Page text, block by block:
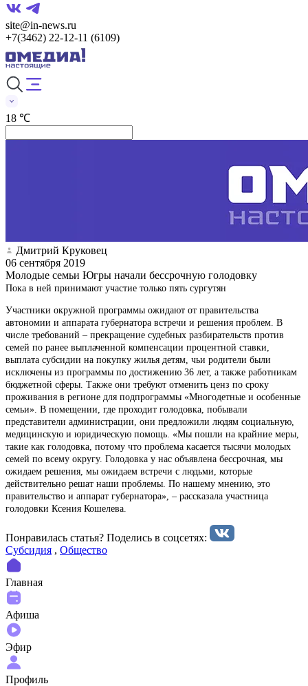
site@in-news.ru
+7(3462) 22-12-11 (6109)
18 ℃
Дмитрий Круковец
06 сентября 2019
Молодые семьи Югры начали бессрочную голодовку
Пока в ней принимают участие только пять сургутян
Участники окружной программы ожидают от правительства
автономии и аппарата губернатора встречи и решения проблем. В
числе требований – прекращение судебных разбирательств против
семей по ранее выплаченной компенсации процентной ставки,
выплата субсидии на покупку жилья детям, чьи родители были
исключены из программы по достижению 36 лет, а также работникам
бюджетной сферы. Также они требуют отменить ценз по сроку
проживания в регионе для подпрограммы «Многодетные и особенные
семьи». В помещении, где проходит голодовка, побывали
представители администрации, они предложили людям социальную,
медицинскую и юридическую помощь. «Мы пошли на крайние меры,
такие как голодовка, потому что проблема касается тысячи молодых
семей по всему округу. Голодовка у нас объявлена бессрочная, мы
ожидаем решения, мы ожидаем встречи с людьми, которые
действительно решат наши проблемы. По нашему мнению, это
правительство и аппарат губернатора», – рассказала участница
голодовки Ксения Кошелева.
Понравилась статья? Поделиcь в соцсетях:
Субсидия , Общество
Главная
Афиша
Эфир
Профиль